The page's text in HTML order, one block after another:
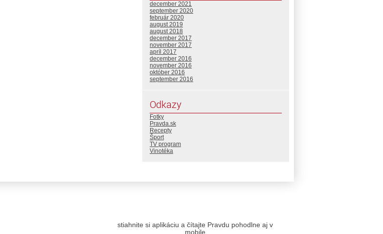
december 2021
september 2020
február 2020
august 2019
august 2018
december 2017
november 2017
apríl 2017
december 2016
november 2016
október 2016
september 2016
Odkazy
Fotky
Pravda.sk
Recepty
Šport
TV program
Vinotéka
stiahnite si aplikáciu a čítajte Pravdu pohodlne aj v
mobile